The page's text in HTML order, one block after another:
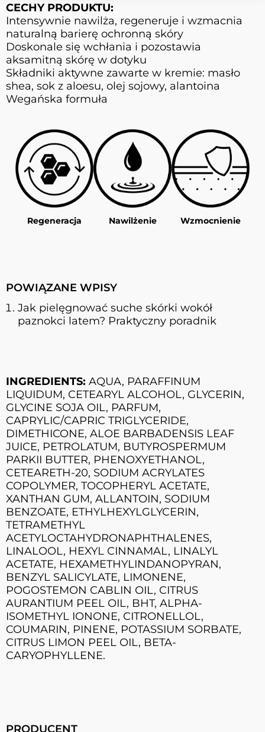
CECHY PRODUKTU:
Intensywnie nawilża, regeneruje i wzmacnia
naturalną barierę ochronną skóry
Doskonale się wchłania i pozostawia
aksamitną skórę w dotyku
Składniki aktywne zawarte w kremie: masło
shea, sok z aloesu, olej sojowy, alantoina
Wegańska formuła
Regeneracja Nawilżenie Wzmocnienie
POWIĄZANE WPISY
Jak pielęgnować suche skórki wokół
paznokci latem? Praktyczny poradnik
INGREDIENTS: AQUA, PARAFFINUM
LIQUIDUM, CETEARYL ALCOHOL, GLYCERIN,
GLYCINE SOJA OIL, PARFUM,
CAPRYLIC/CAPRIC TRIGLYCERIDE,
DIMETHICONE, ALOE BARBADENSIS LEAF
JUICE, PETROLATUM, BUTYROSPERMUM
PARKII BUTTER, PHENOXYETHANOL,
CETEARETH-20, SODIUM ACRYLATES
COPOLYMER, TOCOPHERYL ACETATE,
XANTHAN GUM, ALLANTOIN, SODIUM
BENZOATE, ETHYLHEXYLGLYCERIN,
TETRAMETHYL
ACETYLOCTAHYDRONAPHTHALENES,
LINALOOL, HEXYL CINNAMAL, LINALYL
ACETATE, HEXAMETHYLINDANOPYRAN,
BENZYL SALICYLATE, LIMONENE,
POGOSTEMON CABLIN OIL, CITRUS
AURANTIUM PEEL OIL, BHT, ALPHA-
ISOMETHYL IONONE, CITRONELLOL,
COUMARIN, PINENE, POTASSIUM SORBATE,
CITRUS LIMON PEEL OIL, BETA-
CARYOPHYLLENE.
PRODUCENT